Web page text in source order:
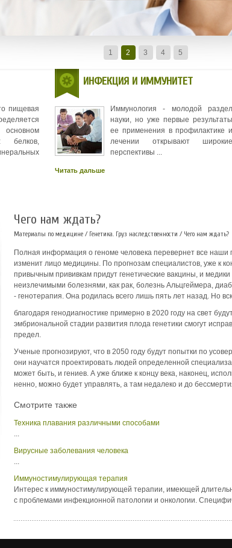
1 2 3 4 5
излечиться очень
пищевая
белков,
ИНФЕКЦИЯ И ИММУНИТЕТ
Иммунология - молодой раздел
науки, но уже первые результаты
ее применения в профилактике и
лечении открывают широкие
перспективы ...
Читать дальше
Чего нам ждать?
Материалы по медицине / Генетика. Груз наследственности / Чего нам ждать?
Полная информация о геноме человека пере­вернет все
изменит лицо медицины. По прогнозам специалистов, уже к
привычным привив­кам придут генетические вакцины, и
неизлечи­мыми болезнями, как рак, болезнь Альцгеймера,
- генотерапия. Она родилась всего лишь пять лет назад. Но
благодаря генодиагностике примерно в 2020 году на свет
эмбриональной стадии раз­вития плода генетики смогут
предел.
Ученые прогнозируют, что в 2050 году будут попытки по
они научат­ся проектировать людей определенной
может быть, и гениев. А уже ближе к концу века, наконец,
ненно, можно бу­дет управлять, а там недалеко и до
Смотрите также
Техника плавания различными способами
...
Вирусные заболевания человека
...
Иммуностимулирующая терапия
Интерес к иммуностимулирующей терапии, имеющей
с проблемами инфекционной патологии и онкологии.